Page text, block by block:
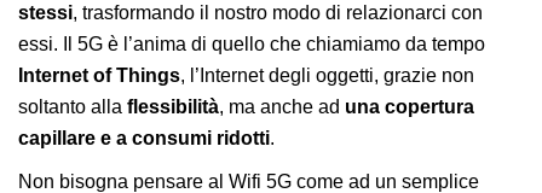
stessi, trasformando il nostro modo di relazionarci con
essi. Il 5G è l’anima di quello che chiamiamo da tempo
Internet of Things, l’Internet degli oggetti, grazie non
soltanto alla flessibilità, ma anche ad una copertura
capillare e a consumi ridotti.
Non bisogna pensare al Wifi 5G come ad un semplice